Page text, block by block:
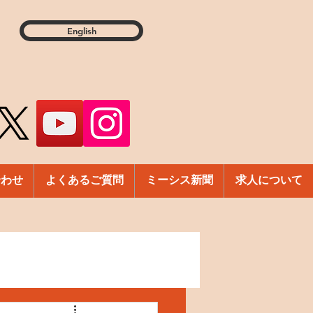
English
せ よくあるご質問 ミーシス新聞 求人について